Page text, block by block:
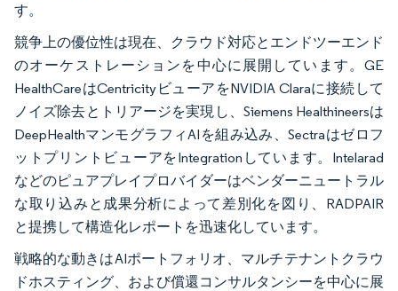
す。
競争上の優位性は現在、クラウド対応とエンドツーエンド
のオーケストレーションを中心に展開しています。GE
HealthCareはCentricityビューアをNVIDIA Claraに接続して
ノイズ除去とトリアージを実現し、Siemens Healthineersは
DeepHealthマンモグラフィAIを組み込み、Sectraはゼロフ
ットプリントビューアをIntegrationしています。Intelarad
などのピュアプレイプロバイダーはベンダーニュートラル
な取り込みと成果分析によって差別化を図り、RADPAIR
と提携して構造化レポートを迅速化しています。
戦略的な動きはAIポートフォリオ、マルチテナントクラウ
ドホスティング、および償還コンサルタンシーを中心に展